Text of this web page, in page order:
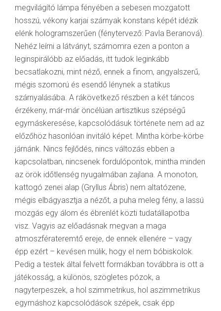
megvilágító lámpa fényében a sebesen mozgatott
hosszú, vékony karjai szárnyak konstans képét idézik
elénk hologramszerűen (fénytervező: Pavla Beranová).
Nehéz leírni a látványt, számomra ezen a ponton a
leginspirálóbb az előadás, itt tudok leginkább
becsatlakozni, mint néző, ennek a finom, angyalszerű,
mégis szomorú és esendő lénynek a statikus
szárnyalásába. A rákövetkező részben a két táncos
érzékeny, már-már öncélúan artisztikus szépségű
egymáskeresése, kapcsolódásuk története nem ad az
előzőhöz hasonlóan invitáló képet. Mintha körbe-körbe
járnánk. Nincs fejlődés, nincs változás ebben a
kapcsolatban, nincsenek fordulópontok, mintha minden
az örök időtlenség nyugalmában zajlana. A monoton,
kattogó zenei alap (Gryllus Ábris) nem altatózene,
mégis elbágyasztja a nézőt, a puha meleg fény, a lassú
mozgás egy álom és ébrenlét közti tudatállapotba
visz. Vagyis az előadásnak megvan a maga
atmoszférateremtő ereje, de ennek ellenére – vagy
épp ezért – kevésen múlik, hogy el nem bóbiskolok.
Pedig a testek által felvett formákban továbbra is ott a
játékosság, a különös, szögletes pózok, a
nagyterpeszek, a hol szimmetrikus, hol aszimmetrikus
egymáshoz kapcsolódások szépek, csak épp